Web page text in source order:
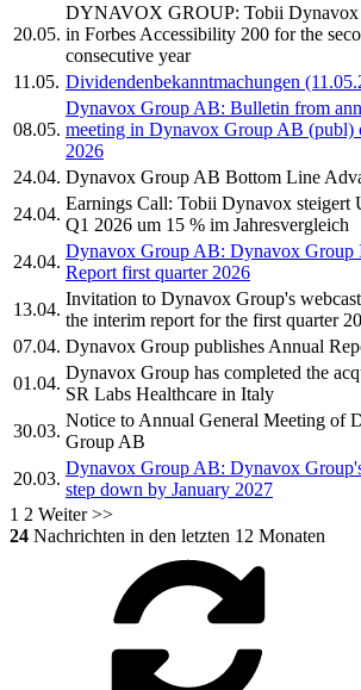
20.05.
DYNAVOX GROUP: Tobii Dynavox
in Forbes Accessibility 200 for the
consecutive year
11.05. Dividendenbekanntmachungen
08.05.
Dynavox Group AB: Bulletin from
meeting in Dynavox Group AB (publ)
2026
24.04. Dynavox Group AB Bottom Line
24.04.
Earnings Call: Tobii Dynavox steigert
Q1 2026 um 15 % im Jahresvergleich
24.04.
Dynavox Group AB: Dynavox Group
Report first quarter 2026
13.04.
Invitation to Dynavox Group's
the interim report for the first quarter
07.04. Dynavox Group publishes Annual
01.04.
Dynavox Group has completed the
SR Labs Healthcare in Italy
30.03.
Notice to Annual General Meeting of
Group AB
20.03.
Dynavox Group AB: Dynavox
step down by January 2027
1 2 Weiter >>
24 Nachrichten in den letzten 12 Monaten